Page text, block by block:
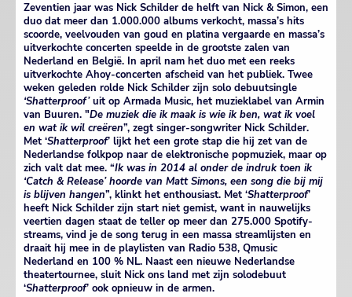
Zeventien jaar was Nick Schilder de helft van Nick & Simon, een
duo dat meer dan 1.000.000 albums verkocht, massa’s hits
scoorde, veelvouden van goud en platina vergaarde en massa’s
uitverkochte concerten speelde in de grootste zalen van
Nederland en België. In april nam het duo met een reeks
uitverkochte Ahoy-concerten afscheid van het publiek. Twee
weken geleden rolde Nick Schilder zijn solo debuutsingle
‘Shatterproof’uit op Armada Music, het muzieklabel van Armin
van Buuren. "De muziek die ik maak is wie ik ben, wat ik voel
en wat ik wil creëren”, zegt singer-songwriter Nick Schilder.
Met ‘Shatterproof’ lijkt het een grote stap die hij zet van de
Nederlandse folkpop naar de elektronische popmuziek, maar op
zich valt dat mee. “Ik was in 2014 al onder de indruk toen ik
‘Catch & Release’ hoorde van Matt Simons, een song die bij mij
is blijven hangen”, klinkt het enthousiast. Met ‘Shatterproof’
heeft Nick Schilder zijn start niet gemist, want in nauwelijks
veertien dagen staat de teller op meer dan 275.000 Spotify-
streams, vind je de song terug in een massa streamlijsten en
draait hij mee in de playlisten van Radio 538, Qmusic
Nederland en 100 % NL. Naast een nieuwe Nederlandse
theatertournee, sluit Nick ons land met zijn solodebuut
‘Shatterproof’ ook opnieuw in de armen.